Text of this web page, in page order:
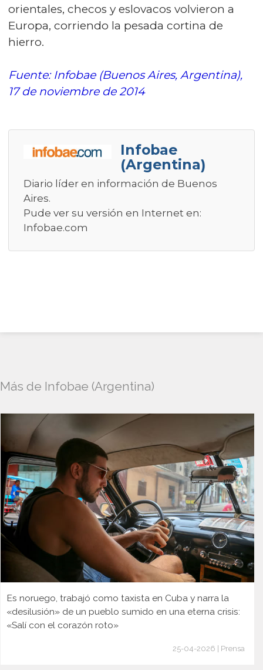
orientales, checos y eslovacos volvieron a
Europa, corriendo la pesada cortina de
hierro.
Fuente: Infobae (Buenos Aires, Argentina),
17 de noviembre de 2014
Infobae
(Argentina)
Diario líder en información de Buenos
Aires.
Pude ver su versión en Internet en:
Infobae.com
Más de Infobae (Argentina)
Es noruego, trabajó como taxista en Cuba y narra la
«desilusión» de un pueblo sumido en una eterna crisis:
«Salí con el corazón roto»
25-04-2026 | Prensa